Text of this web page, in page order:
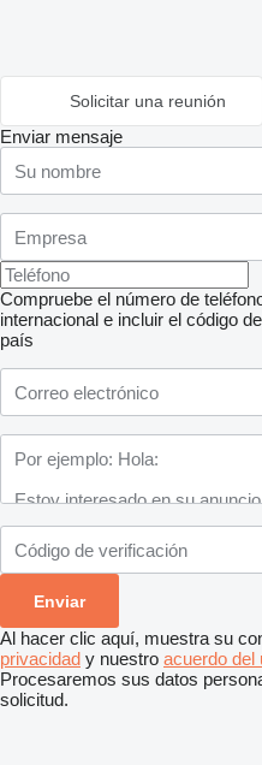
Solicitar una reunión
Enviar mensaje
Compruebe el número de
internacional e incluir el código
país
Al hacer clic aquí, muestra su
privacidad y nuestro acuerdo del
Procesaremos sus datos
solicitud.